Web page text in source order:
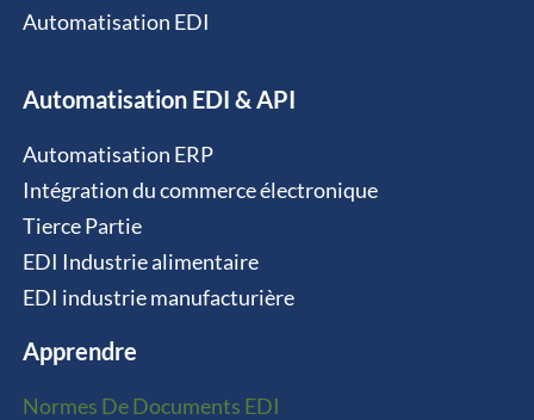
Automatisation EDI
Automatisation EDI & API
Automatisation ERP
Intégration du commerce électronique
Tierce Partie
EDI Industrie alimentaire
EDI industrie manufacturière
Apprendre
Normes De Documents EDI